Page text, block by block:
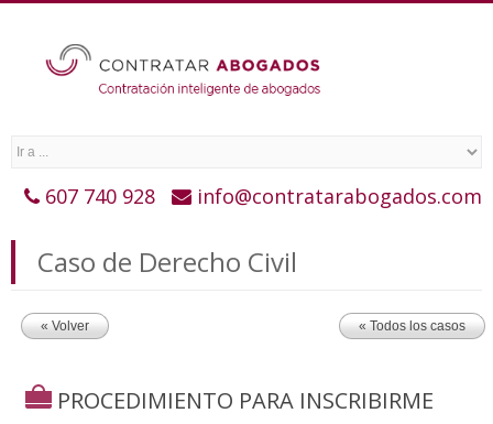
607 740 928 info@contratarabogados.com
Caso de Derecho Civil
« Volver « Todos los casos
PROCEDIMIENTO PARA INSCRIBIRME